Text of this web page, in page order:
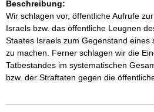
Beschreibung:
Wir schlagen vor, öffentliche Aufrufe
Israels bzw. das öffentliche Leugnen
Staates Israels zum Gegenstand eines
zu machen. Ferner schlagen wir die
Tatbestandes im systematischen
bzw. der Straftaten gegen die